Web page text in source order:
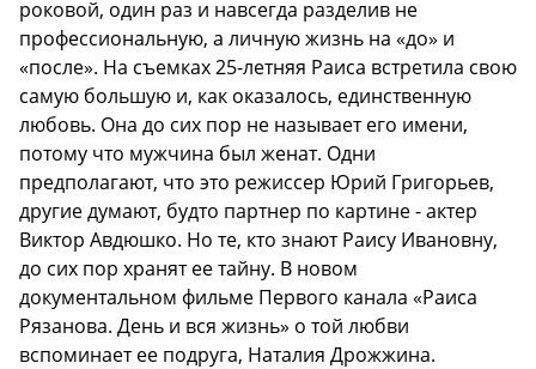
роковой, один раз и навсегда разделив не
профессиональную, а личную жизнь на «до» и
«после». На съемках 25-летняя Раиса встретила свою
самую большую и, как оказалось, единственную
любовь. Она до сих пор не называет его имени,
потому что мужчина был женат. Одни
предполагают, что это режиссер Юрий Григорьев,
другие думают, будто партнер по картине - актер
Виктор Авдюшко. Но те, кто знают Раису Ивановну,
до сих пор хранят ее тайну. В новом
документальном фильме Первого канала «Раиса
Рязанова. День и вся жизнь» о той любви
вспоминает ее подруга, Наталия Дрожжина.